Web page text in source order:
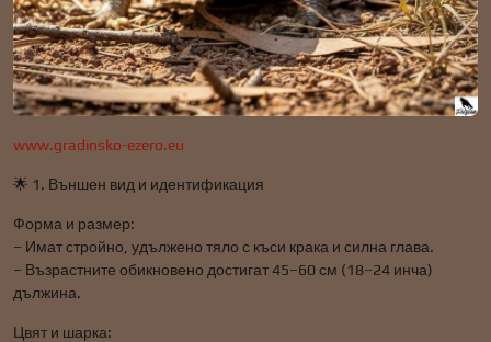
www.gradinsko-ezero.eu
🌟 1. Външен вид и идентификация
Форма и размер:
– Имат стройно, удължено тяло с къси крака и силна глава.
– Възрастните обикновено достигат 45–60 см (18–24 инча)
дължина.
Цвят и шарка: